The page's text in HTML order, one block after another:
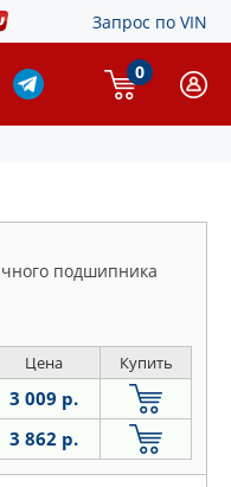
Запрос по VIN
0
подшипника
Цена Купить
3 009 р.
3 862 р.